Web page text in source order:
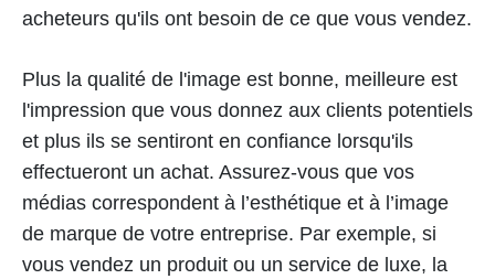
acheteurs qu'ils ont besoin de ce que vous vendez.
Plus la qualité de l'image est bonne, meilleure est
l'impression que vous donnez aux clients potentiels
et plus ils se sentiront en confiance lorsqu'ils
effectueront un achat. Assurez-vous que vos
médias correspondent à l’esthétique et à l’image
de marque de votre entreprise. Par exemple, si
vous vendez un produit ou un service de luxe, la